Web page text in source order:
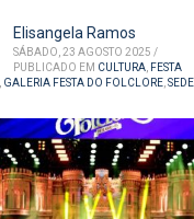
Elisangela Ramos
SÁBADO, 23 AGOSTO 2025 /
PUBLICADO EM CULTURA FESTA
GALERIA FESTA DO FOLCLORE